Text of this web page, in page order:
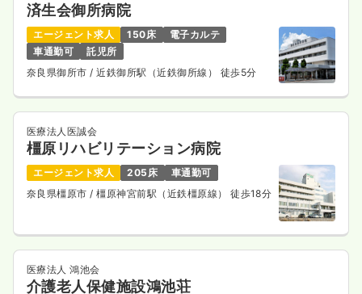
済生会御所病院
エージェント求人 150床
電子カルテ
車通勤可
託児所
奈良県御所市 / 近鉄御所駅（近鉄御所線） 徒歩5分
医療法人医誠会
橿原リハビリテーション病院
エージェント求人 205床
車通勤可
奈良県橿原市/ 橿原神宮前駅（近鉄橿原線） 徒歩18分
医療法人 鴻池会
介護老人保健施設鴻池荘